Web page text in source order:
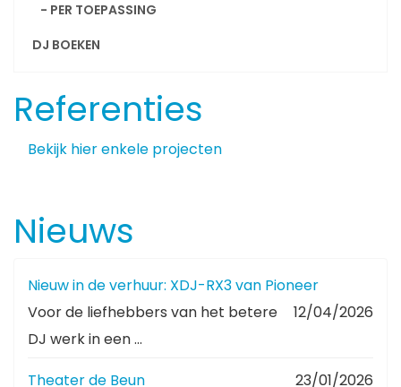
- PER TOEPASSING
DJ BOEKEN
Referenties
Bekijk hier enkele projecten
Nieuws
Nieuw in de verhuur: XDJ-RX3 van Pioneer
12/04/2026
Voor de liefhebbers van het betere
DJ werk in een ...
Theater de Beun
23/01/2026